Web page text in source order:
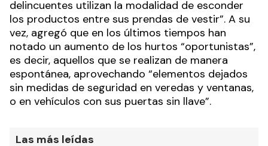
delincuentes utilizan la modalidad de esconder
los productos entre sus prendas de vestir”. A su
vez, agregó que en los últimos tiempos han
notado un aumento de los hurtos “oportunistas”,
es decir, aquellos que se realizan de manera
espontánea, aprovechando “elementos dejados
sin medidas de seguridad en veredas y ventanas,
o en vehículos con sus puertas sin llave”.
Las más leídas